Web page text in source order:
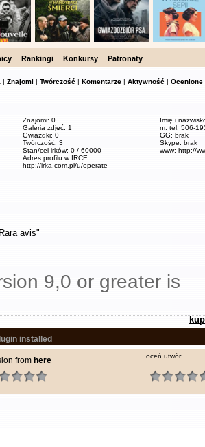
Rankingi Konkursy Patronaty
| Znajomi | Twórczość | Komentarze | Aktywność | Ocenione
Znajomi: 0
Galeria zdjęć: 1
Gwiazdki: 0
Twórczość: 3
Stan/cel irków: 0 / 60000
Adres profilu w IRCE:
http://irka.com.pl/u/operate
Imię i
nr. tel: 506-
GG: brak
Skype: brak
www: http://
avis"
9,0 or greater is
installed
from here oceń utwór: